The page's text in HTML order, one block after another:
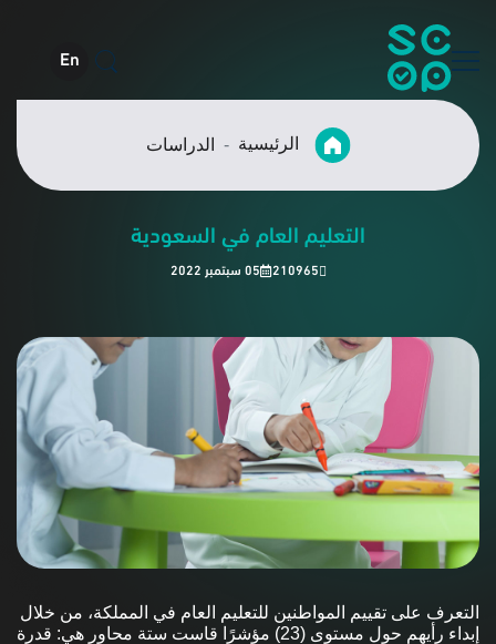
En
الرئيسية الدراسات
التعليم العام في السعودية
210965 05 سبتمبر 2022
التعرف على تقييم المواطنين للتعليم العام في المملكة، من خلال
إبداء رأيهم حول مستوى (23) مؤشرًا قاست ستة محاور هي: قدرة